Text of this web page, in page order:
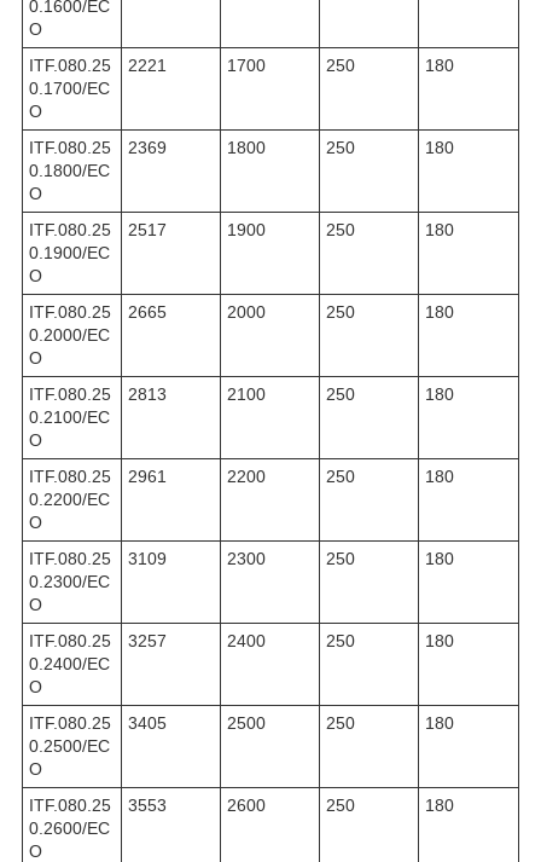
0.1600/EC
O
ITF.080.25
0.1700/EC
O
2221 1700 250 180
ITF.080.25
0.1800/EC
O
2369 1800 250 180
ITF.080.25
0.1900/EC
O
2517 1900 250 180
ITF.080.25
0.2000/EC
O
2665 2000 250 180
ITF.080.25
0.2100/EC
O
2813 2100 250 180
ITF.080.25
0.2200/EC
O
2961 2200 250 180
ITF.080.25
0.2300/EC
O
3109 2300 250 180
ITF.080.25
0.2400/EC
O
3257 2400 250 180
ITF.080.25
0.2500/EC
O
3405 2500 250 180
ITF.080.25
0.2600/EC
O
3553 2600 250 180